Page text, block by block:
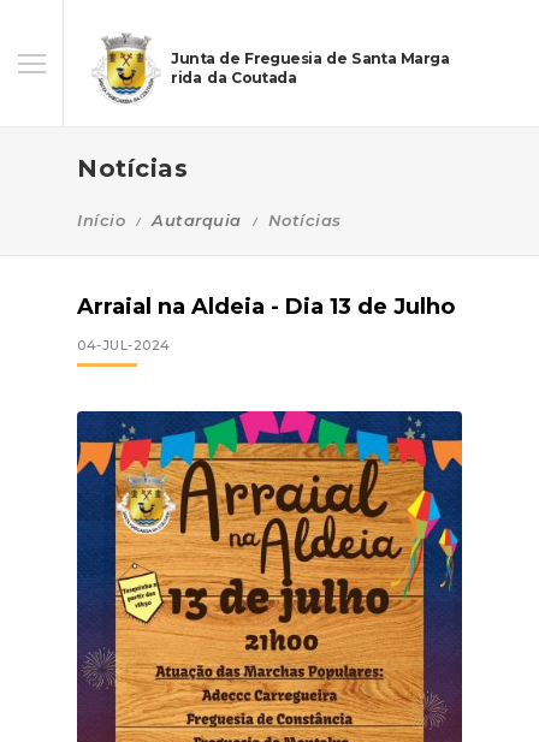
Junta de Freguesia de Santa Marga
rida da Coutada
Notícias
Início Autarquia Notícias
Arraial na Aldeia - Dia 13 de Julho
04-JUL-2024